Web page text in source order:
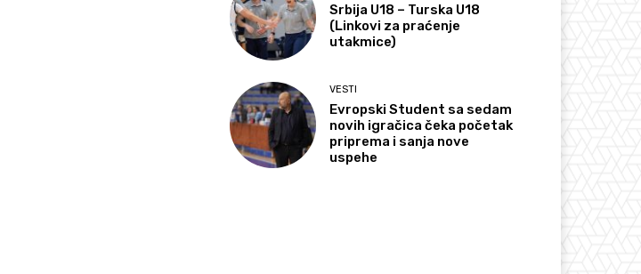
Srbija U18 – Turska U18
(Linkovi za praćenje
utakmice)
VESTI
Evropski Student sa sedam
novih igračica čeka početak
priprema i sanja nove
uspehe